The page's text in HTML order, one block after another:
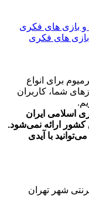
تومان699,000
برای انواع
شما، کاربران
اسلامی ایران
ارائه نمی‌شود.
با آیدی
شهر تهران